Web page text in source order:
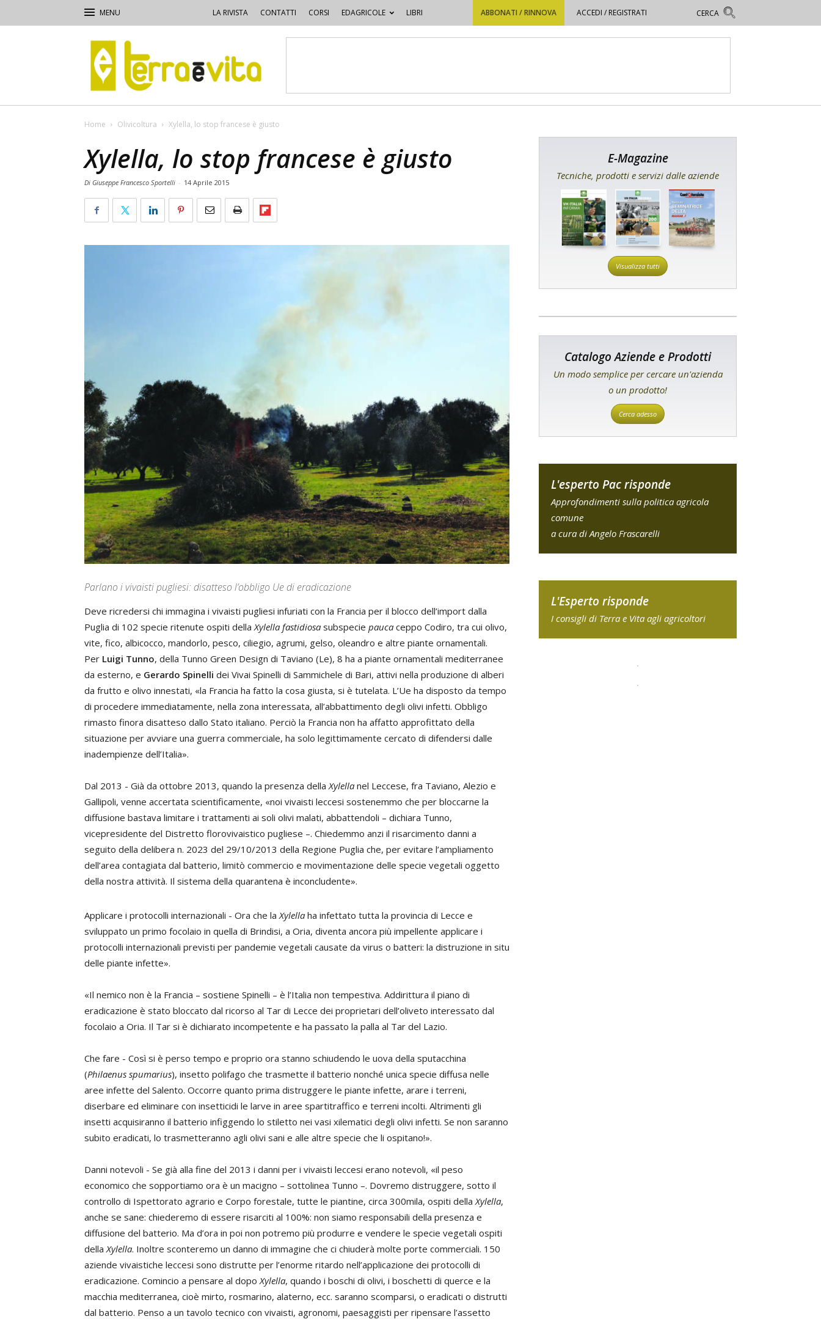
LA RIVISTA CONTATTI CORSI EDAGRICOLE LIBRI ABBONATI / RINNOVA ACCEDI / REGISTRATI
Terra
e
Vita
Home Olivicoltura Xylella, lo stop francese è giusto
Xylella, lo stop francese è giusto
Di Giuseppe Francesco Sportelli - 14 Aprile 2015
Parlano i vivaisti pugliesi: disatteso l’obbligo Ue di eradicazione
Deve ricredersi chi immagina i vivaisti pugliesi infuriati con la Francia per il blocco dell’import dalla
Puglia di 102 specie ritenute ospiti dellaXylella fastidiosa subspecie pauca ceppo Codiro, tra cui olivo,
vite, fico, albicocco, mandorlo, pesco, ciliegio, agrumi, gelso, oleandro e altre piante ornamentali.
Per Luigi Tunno, della Tunno Green Design di Taviano (Le), 8 ha a piante ornamentali mediterranee
da esterno, e Gerardo Spinelli dei Vivai Spinelli di Sammichele di Bari, attivi nella produzione di alberi
da frutto e olivo innestati, «la Francia ha fatto la cosa giusta, si è tutelata. L’Ue ha disposto da tempo
di procedere immediatamente, nella zona interessata, all’abbattimento degli olivi infetti. Obbligo
rimasto finora disatteso dallo Stato italiano. Perciò la Francia non ha affatto approfittato della
situazione per avviare una guerra commerciale, ha solo legittimamente cercato di difendersi dalle
inadempienze dell’Italia».
Dal 2013 - Già da ottobre 2013, quando la presenza dellaXylella nel Leccese, fra Taviano, Alezio e
Gallipoli, venne accertata scientificamente, «noi vivaisti leccesi sostenemmo che per bloccarne la
diffusione bastava limitare i trattamenti ai soli olivi malati, abbattendoli – dichiara Tunno,
vicepresidente del Distretto florovivaistico pugliese –. Chiedemmo anzi il risarcimento danni a
seguito della delibera n. 2023 del 29/10/2013 della Regione Puglia che, per evitare l’ampliamento
dell’area contagiata dal batterio, limitò commercio e movimentazione delle specie vegetali oggetto
della nostra attività. Il sistema della quarantena è inconcludente».
Applicare i protocolli internazionali - Ora che laXylella ha infettato tutta la provincia di Lecce e
sviluppato un primo focolaio in quella di Brindisi, a Oria, diventa ancora più impellente applicare i
protocolli internazionali previsti per pandemie vegetali causate da virus o batteri: la distruzione in situ
delle piante infette».
«Il nemico non è la Francia – sostiene Spinelli – è l’Italia non tempestiva. Addirittura il piano di
eradicazione è stato bloccato dal ricorso al Tar di Lecce dei proprietari dell’oliveto interessato dal
focolaio a Oria. Il Tar si è dichiarato incompetente e ha passato la palla al Tar del Lazio.
Che fare - Così si è perso tempo e proprio ora stanno schiudendo le uova della sputacchina
(Philaenus spumarius), insetto polifago che trasmette il batterio nonché unica specie diffusa nelle
aree infette del Salento. Occorre quanto prima distruggere le piante infette, arare i terreni,
diserbare ed eliminare con insetticidi le larve in aree spartitraffico e terreni incolti. Altrimenti gli
insetti acquisiranno il batterio infiggendo lo stiletto nei vasi xilematici degli olivi infetti. Se non saranno
subito eradicati, lo trasmetteranno agli olivi sani e alle altre specie che li ospitano!».
Danni notevoli - Se già alla fine del 2013 i danni per i vivaisti leccesi erano notevoli, «il peso
economico che sopportiamo ora è un macigno – sottolinea Tunno –. Dovremo distruggere, sotto il
controllo di Ispettorato agrario e Corpo forestale, tutte le piantine, circa 300mila, ospiti dellaXylella,
anche se sane: chiederemo di essere risarciti al 100%: non siamo responsabili della presenza e
diffusione del batterio. Ma d’ora in poi non potremo più produrre e vendere le specie vegetali ospiti
dellaXylella. Inoltre sconteremo un danno di immagine che ci chiuderà molte porte commerciali. 150
aziende vivaistiche leccesi sono distrutte per l’enorme ritardo nell’applicazione dei protocolli di
eradicazione. Comincio a pensare al dopoXylella, quando i boschi di olivi, i boschetti di querce e la
macchia mediterranea, cioè mirto, rosmarino, alaterno, ecc. saranno scomparsi, o eradicati o distrutti
dal batterio. Penso a un tavolo tecnico con vivaisti, agronomi, paesaggisti per ripensare l’assetto
E-Magazine
Tecniche, prodotti e servizi dalle aziende
Visualizza tutti
Catalogo Aziende e Prodotti
Un modo semplice per cercare un'azienda
o un prodotto!
Cerca adesso
L'esperto Pac risponde
Approfondimenti sulla politica agricola
comune
a cura di Angelo Frascarelli
L'Esperto risponde
I consigli di Terra e Vita agli agricoltori